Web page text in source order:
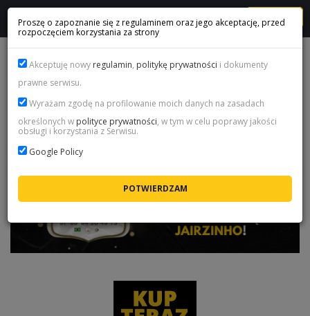
MENU
PROMOCJA BLACK WEEK - FC 24
Proszę o zapoznanie się z regulaminem oraz jego akceptację, przed
rozpoczęciem korzystania za strony
Akceptuję nowy regulamin, politykę prywatności i dokumenty
prawne serwisu.
Wyrażam zgodę na profilowanie moich danych na zasadach
określonych w polityce prywatności, w tym w celu poprawy jakości
obsługi i korzystania z Serwisu.
Google Policy